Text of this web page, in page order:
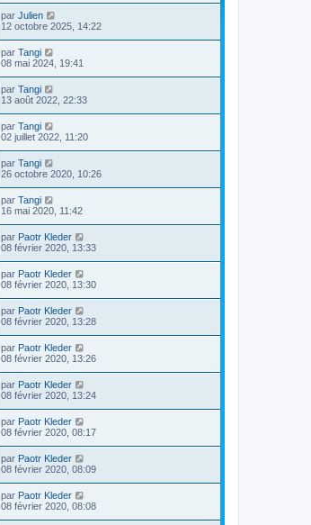
par Julien
12 octobre 2025, 14:22
par Tangi
08 mai 2024, 19:41
par Tangi
13 août 2022, 22:33
par Tangi
02 juillet 2022, 11:20
par Tangi
26 octobre 2020, 10:26
par Tangi
16 mai 2020, 11:42
par Paotr Kleder
08 février 2020, 13:33
par Paotr Kleder
08 février 2020, 13:30
par Paotr Kleder
08 février 2020, 13:28
par Paotr Kleder
08 février 2020, 13:26
par Paotr Kleder
08 février 2020, 13:24
par Paotr Kleder
08 février 2020, 08:17
par Paotr Kleder
08 février 2020, 08:09
par Paotr Kleder
08 février 2020, 08:08